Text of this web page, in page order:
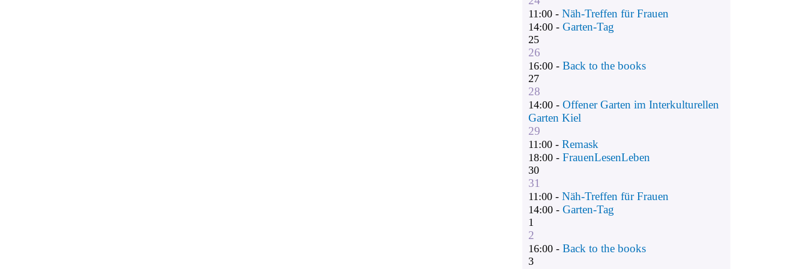
11:00 -Näh-Treffen für Frauen
14:00 -Garten-Tag
25
26
16:00 -Back to the books
27
28
14:00 -Offener Garten im Interkulturellen
Garten Kiel
29
11:00 -Remask
18:00 -FrauenLesenLeben
30
31
11:00 -Näh-Treffen für Frauen
14:00 -Garten-Tag
1
2
16:00 -Back to the books
3